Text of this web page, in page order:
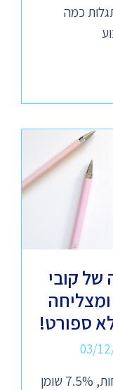
כמה
של קובי
ספורט!
03/
השינוי המדהים של מיטל: 9 ק"ג פחות, 7.5% שומן